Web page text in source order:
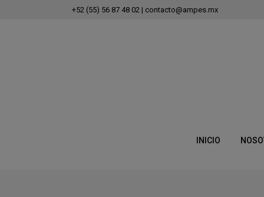
+52 (55) 56 87 48 02 | contacto@ampes.mx
INICIO